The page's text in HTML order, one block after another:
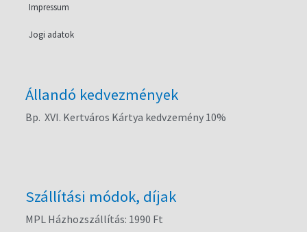
Impressum
Jogi adatok
Állandó kedvezmények
Bp. XVI. Kertváros Kártya kedvzemény 10%
Szállítási módok, díjak
MPL Házhozszállítás: 1990 Ft